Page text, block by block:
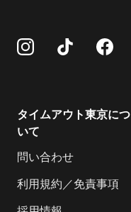
タイムアウト東京につ
いて
問い合わせ
利用規約／免責事項